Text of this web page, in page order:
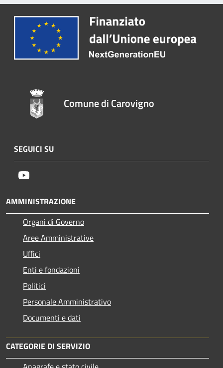
Comune di Carovigno
SEGUICI SU
AMMINISTRAZIONE
Organi di Governo
Aree Amministrative
Uffici
Enti e fondazioni
Politici
Personale Amministrativo
Documenti e dati
CATEGORIE DI SERVIZIO